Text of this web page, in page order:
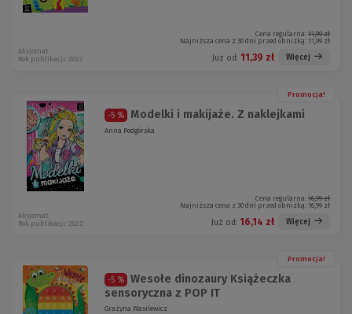
Cena regularna: 11,99 zł
Najniższa cena z 30 dni przed obniżką: 11,99 zł
Już od: 11,39 zł Więcej
Aksjomat
Rok publikacji: 2022
Promocja!
-5 % Modelki i makijaże. Z naklejkami
Anna Podgórska
Cena regularna: 16,99 zł
Najniższa cena z 30 dni przed obniżką: 16,99 zł
Już od: 16,14 zł Więcej
Aksjomat
Rok publikacji: 2022
Promocja!
-5 %
Wesołe dinozaury Książeczka
sensoryczna z POP IT
Grażyna Wasilewicz